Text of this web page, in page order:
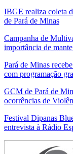
IBGE realiza coleta
de Pará de Minas
Campanha de
importância de
Pará de Minas
com programação
GCM de Pará de
ocorrências de
Festival Dipanas
entrevista à Rádio